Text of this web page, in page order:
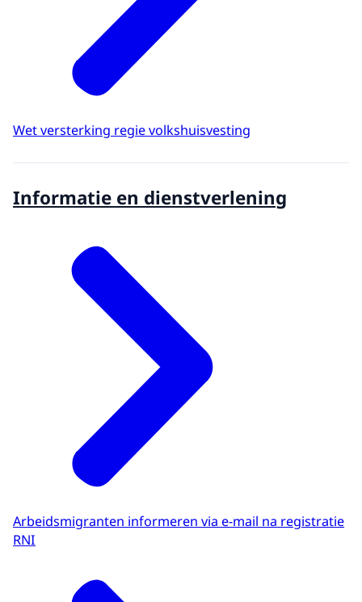
Wet versterking regie volkshuisvesting
Informatie en dienstverlening
Arbeidsmigranten informeren via e-mail na registratie
RNI